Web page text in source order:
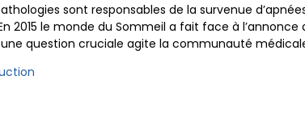
sont responsables de la survenue
2015 le monde du Sommeil a fait face à
une question cruciale agite la communauté